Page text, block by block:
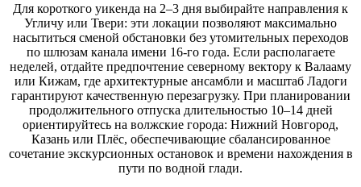
Для короткого уикенда на 2–3 дня выбирайте направления к
Угличу или Твери: эти локации позволяют максимально
насытиться сменой обстановки без утомительных переходов
по шлюзам канала имени 16-го года. Если располагаете
неделей, отдайте предпочтение северному вектору к Валааму
или Кижам, где архитектурные ансамбли и масштаб Ладоги
гарантируют качественную перезагрузку. При планировании
продолжительного отпуска длительностью 10–14 дней
ориентируйтесь на волжские города: Нижний Новгород,
Казань или Плёс, обеспечивающие сбалансированное
сочетание экскурсионных остановок и времени нахождения в
пути по водной глади.